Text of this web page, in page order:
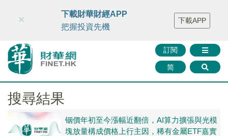
財華智庫網 FINTV FINMETA 財華證券 媒體矩陣
智庫沙龍
聯絡我們
訂閱
简
×
下載財華財經APP
把握投資先機
下載APP
搜尋結果
铟價年初至今漲幅近翻倍，AI算力擴張與光模
塊放量構成價格上行主因，稀有金屬ETF嘉實